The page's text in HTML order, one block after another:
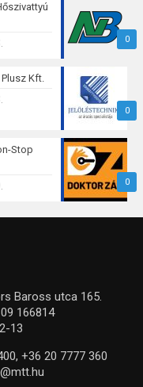
0
0
Kft.
0
Stop
Baross utca 165.
166814
13
+36 20 7777 360